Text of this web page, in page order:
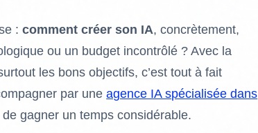
:comment créer son IA, concrètement,
ou un budget incontrôlé ? Avec la
les bons objectifs, c’est tout à fait
par uneagence IA spécialisée dans
de gagner un temps considérable.